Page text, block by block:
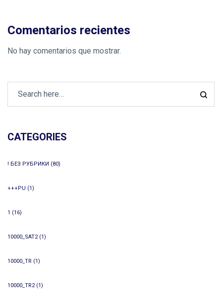
Comentarios recientes
No hay comentarios que mostrar.
CATEGORIES
! БЕЗ РУБРИКИ (80)
+++PU (1)
1 (16)
10000_SAT2(1)
10000_TR (1)
10000_TR2(1)